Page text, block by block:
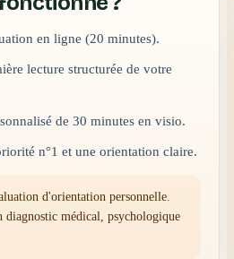
en ligne (20 minutes).
lecture structurée de votre
de 30 minutes en visio.
n°1 et une orientation claire.
d'orientation personnelle.
diagnostic médical, psychologique